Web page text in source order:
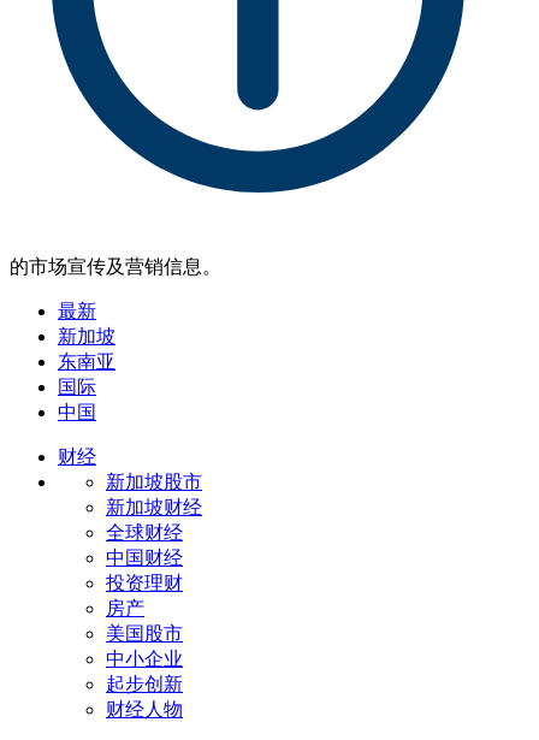
的市场宣传及营销信息。
最新
新加坡
东南亚
国际
中国
财经
新加坡股市
新加坡财经
全球财经
中国财经
投资理财
房产
美国股市
中小企业
起步创新
财经人物